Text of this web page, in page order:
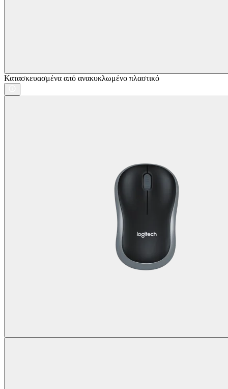
Κατασκευασμένα από ανακυκλωμένο πλαστικό